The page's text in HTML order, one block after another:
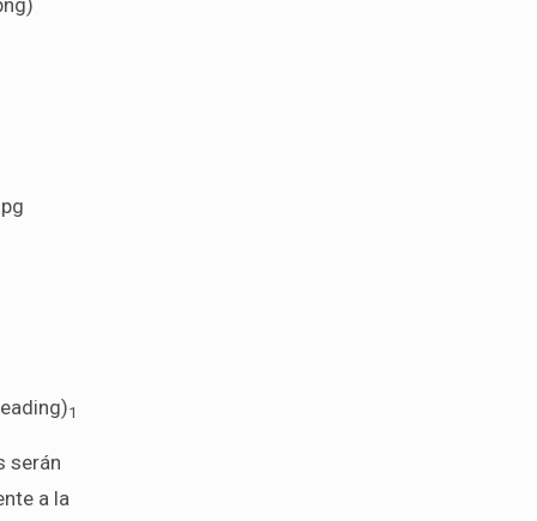
1
serán
a la